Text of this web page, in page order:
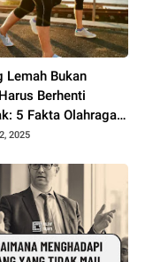
Lemah Bukan
Berhenti
5 Fakta Olahraga
Anda Tahu
2025